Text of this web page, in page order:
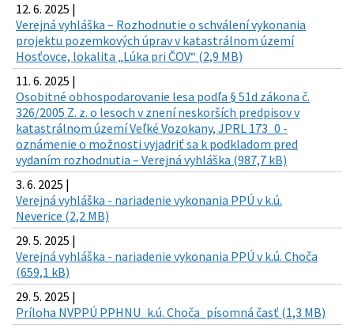
12. 6. 2025 |
Verejná vyhláška – Rozhodnutie o schválení vykonania
projektu pozemkových úprav v katastrálnom území
Hosťovce, lokalita „Lúka pri ČOV“ (2,9 MB)
11. 6. 2025 |
Osobitné obhospodarovanie lesa podľa § 51d zákona č.
326/2005 Z. z. o lesoch v znení neskorších predpisov v
katastrálnom území Veľké Vozokany, JPRL 173_0 -
oznámenie o možnosti vyjadriť sa k podkladom pred
vydaním rozhodnutia – Verejná vyhláška (987,7 kB)
3. 6. 2025 |
Verejná vyhláška - nariadenie vykonania PPÚ v k.ú.
Neverice (2,2 MB)
29. 5. 2025 |
Verejná vyhláška - nariadenie vykonania PPÚ v k.ú. Choča
(659,1 kB)
29. 5. 2025 |
Príloha NVPPÚ PPHNU_k.ú. Choča_písomná časť (1,3 MB)